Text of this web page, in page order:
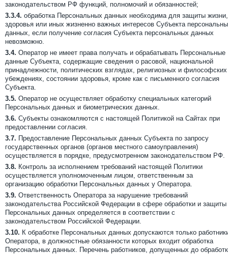
законодательством РФ функций, полномочий и обязанностей;
3.3.4. обработка Персональных данных необходима для защиты жизни,
здоровья или иных жизненно важных интересов Субъекта
данных, если получение согласия Субъекта персональных данных
невозможно.
3.4. Оператор не имеет права получать и обрабатывать Персональные
данные Субъекта, содержащие сведения о расовой, национальной
принадлежности, политических взглядах, религиозных и философских
убеждениях, состоянии здоровья, кроме как с письменного согласия
Субъекта.
3.5. Оператор не осуществляет обработку специальных категорий
Персональных данных и биометрических данных.
3.6. Субъекты ознакомляются с настоящей Политикой на Сайтах при
предоставлении согласия.
3.7. Предоставление Персональных данных Субъекта по запросу
государственных органов (органов местного самоуправления)
осуществляется в порядке, предусмотренном законодательством РФ.
3.8. Контроль за исполнением требований настоящей Политики
осуществляется уполномоченным лицом, ответственным за
организацию обработки Персональных данных у Оператора.
3.9. Ответственность Оператора за нарушение требований
законодательства Российской Федерации в сфере обработки и защиты
Персональных данных определяется в соответствии с
законодательством Российской Федерации.
3.10. К обработке Персональных данных допускаются только
Оператора, в должностные обязанности которых входит обработка
Персональных данных. Перечень работников, допущенных до